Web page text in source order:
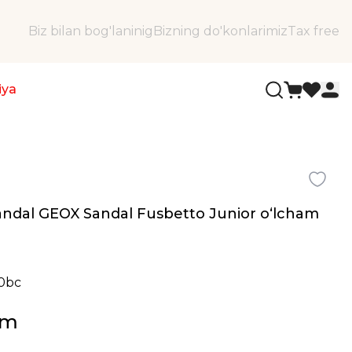
Biz bilan bog'laninig Bizning do'konlarimizTax free
GEOX Sandal Fusbetto Junior oʻlcham